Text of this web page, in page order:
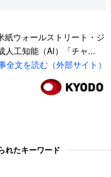
紙ウォールストリート・ジ
人工知能（AI）「チャ...
全文を読む（外部サイト）
れたキーワード